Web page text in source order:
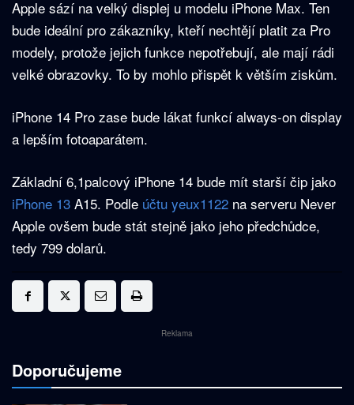
Apple sází na velký displej u modelu iPhone Max. Ten
bude ideální pro zákazníky, kteří nechtějí platit za Pro
modely, protože jejich funkce nepotřebují, ale mají rádi
velké obrazovky. To by mohlo přispět k větším ziskům.
iPhone 14 Pro zase bude lákat funkcí always-on display
a lepším fotoaparátem.
Základní 6,1palcový iPhone 14 bude mít starší čip jako
iPhone 13 A15. Podle účtu yeux1122 na serveru Never
Apple ovšem bude stát stejně jako jeho předchůdce,
tedy 799 dolarů.
Reklama
Doporučujeme